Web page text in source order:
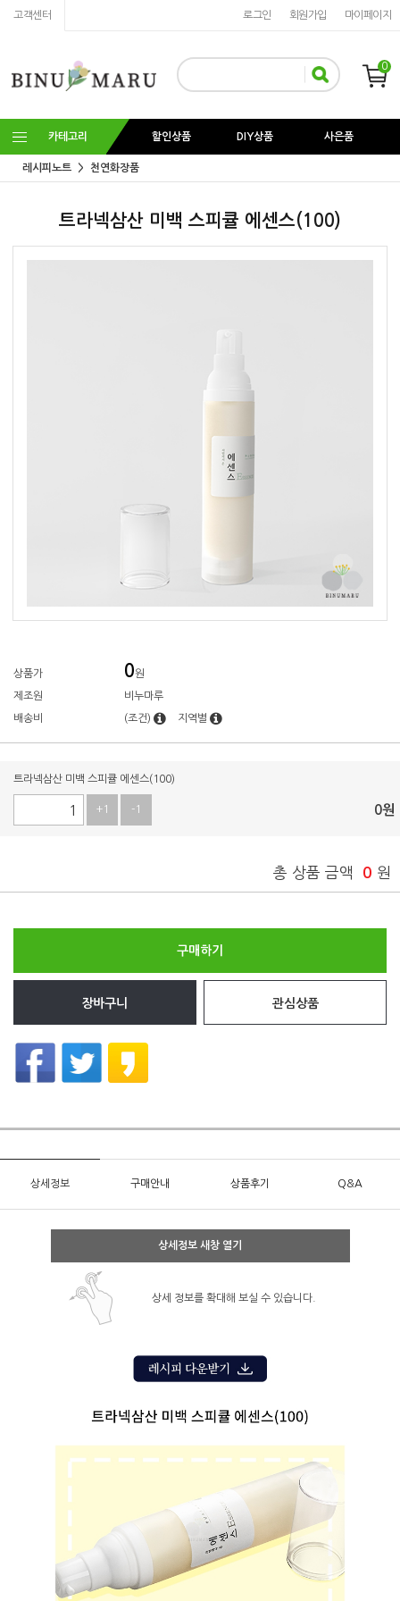
고객센터 마이페이지
회원가입
로그인
0
카테고리 할인상품 DIY상품 사은품
레시피노트 천연화장품
트라넥삼산 미백 스피큘 에센스(100)
상품가 0원
제조원 비누마루
배송비 (조건) 지역별
트라넥삼산 미백 스피큘 에센스(100)
+1 -1 0원
총 상품 금액 0 원
구매하기
관심상품
장바구니
상세정보 구매안내 상품후기 Q&A
상세정보 새창 열기
상세 정보를 확대해 보실 수 있습니다.